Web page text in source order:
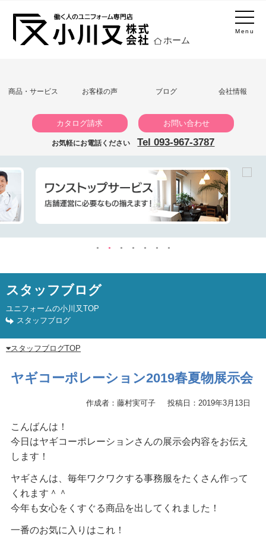
Menu
ホーム
商品・サービス お客様の声 ブログ 会社情報
カタログ請求 お問い合わせ
お気軽にお電話ください Tel 093-967-3787
スタッフブログ
ユニフォームの小川又TOP
スタッフブログ
スタッフブログTOP
ヤギコーポレーション2019春夏物展示会
作成者：藤村実可子 投稿日：2019年3月13日
こんばんは！
今日はヤギコーポレーションさんの展示会内容をお伝え
します！
ヤギさんは、毎年ワクワクする事務服をたくさん作って
くれます＾＾
今年も女心をくすぐる商品を出してくれました！
一番のお気に入りはこれ！